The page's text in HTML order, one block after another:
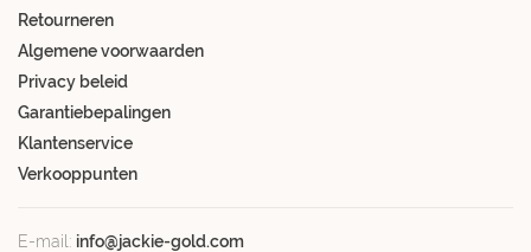
Retourneren
Algemene voorwaarden
Privacy beleid
Garantiebepalingen
Klantenservice
Verkooppunten
E-mail: info@jackie-gold.com